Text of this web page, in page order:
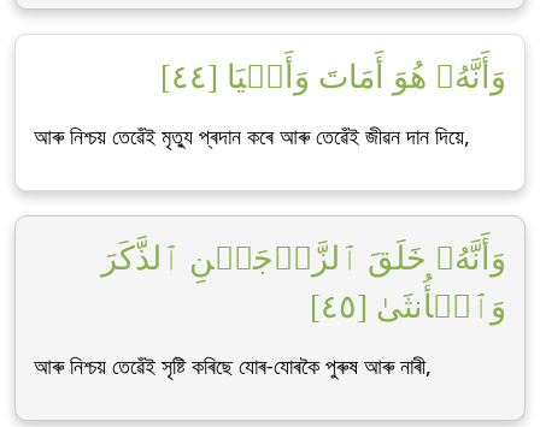
وَأَنَّهُۥ هُوَ أَمَاتَ وَأَحۡيَا [٤٤]
আৰু নিশ্চয় তেৱেঁই মৃত্যু প্ৰদান কৰে আৰু তেৱেঁই জীৱন দান দিয়ে,
وَأَنَّهُۥ خَلَقَ ٱلزَّوۡجَيۡنِ ٱلذَّكَرَ
وَٱلۡأُنثَىٰ [٤٥]
আৰু নিশ্চয় তেৱেঁই সৃষ্টি কৰিছে যোৰ-যোৰকৈ পুৰুষ আৰু নাৰী,